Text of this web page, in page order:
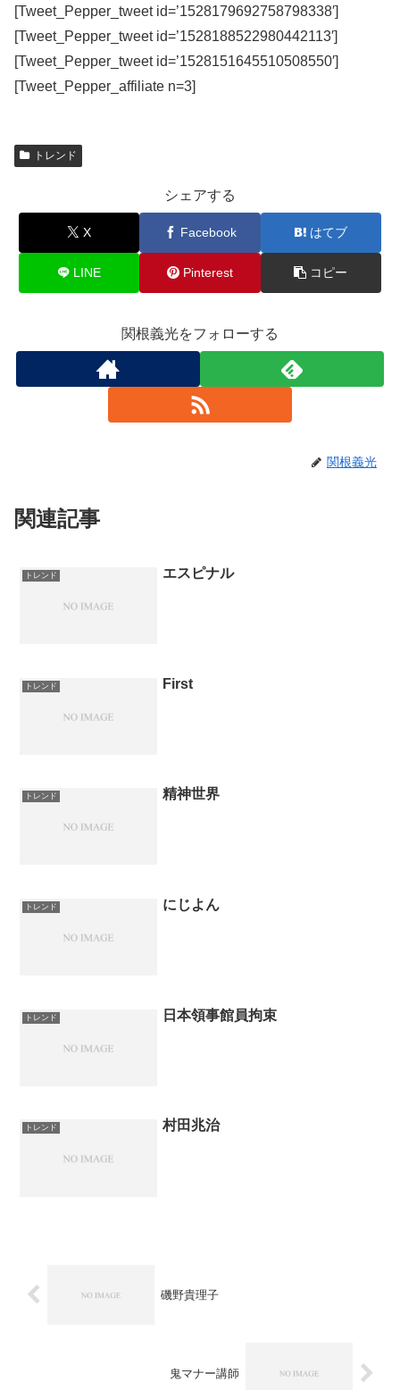
[Tweet_Pepper_tweet id=’1528179692758798338′]
[Tweet_Pepper_tweet id=’1528188522980442113′]
[Tweet_Pepper_tweet id=’1528151645510508550′]
[Tweet_Pepper_affiliate n=3]
トレンド
シェアする
X Facebook はてブ
LINE Pinterest コピー
関根義光をフォローする
関根義光
関連記事
トレンド エスピナル
トレンド First
トレンド 精神世界
トレンド にじよん
トレンド 日本領事館員拘束
トレンド 村田兆治
磯野貴理子
鬼マナー講師